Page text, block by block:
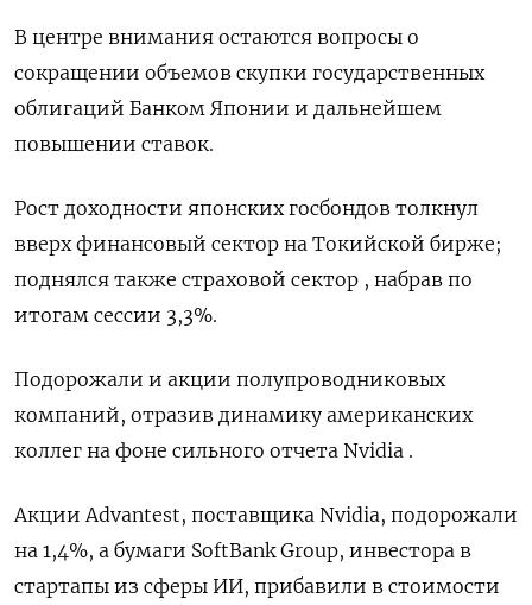
В центре внимания остаются вопросы о
сокращении объемов скупки государственных
облигаций Банком Японии и дальнейшем
повышении ставок.
Рост доходности японских госбондов толкнул
вверх финансовый сектор на Токийской бирже;
поднялся также страховой сектор , набрав по
итогам сессии 3,3%.
Подорожали и акции полупроводниковых
компаний, отразив динамику американских
коллег на фоне сильного отчета Nvidia .
Акции Advantest, поставщика Nvidia, подорожали
на 1,4%, а бумаги SoftBank Group, инвестора в
стартапы из сферы ИИ, прибавили в стоимости